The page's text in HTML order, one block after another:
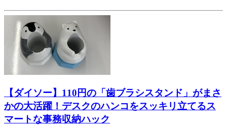
【ダイソー】110円の「歯ブラシスタンド」がまさ
かの大活躍！デスクのハンコをスッキリ立てるス
マートな事務収納ハック